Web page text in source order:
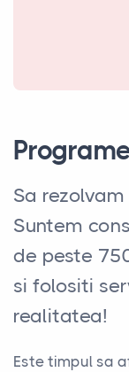
Sa
Suntem
de peste
si folositi
realitatea!
Este timpul sa